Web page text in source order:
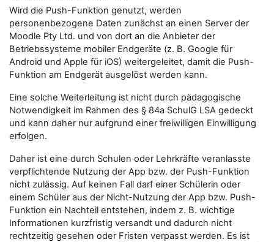
Wird die Push-Funktion genutzt, werden
personenbezogene Daten zunächst an einen Server der
Moodle Pty Ltd. und von dort an die Anbieter der
Betriebssysteme mobiler Endgeräte (z. B. Google für
Android und Apple für iOS) weitergeleitet, damit die Push-
Funktion am Endgerät ausgelöst werden kann.
Eine solche Weiterleitung ist nicht durch pädagogische
Notwendigkeit im Rahmen des § 84a SchulG LSA gedeckt
und kann daher nur aufgrund einer freiwilligen Einwilligung
erfolgen.
Daher ist eine durch Schulen oder Lehrkräfte veranlasste
verpflichtende Nutzung der App bzw. der Push-Funktion
nicht zulässig. Auf keinen Fall darf einer Schülerin oder
einem Schüler aus der Nicht-Nutzung der App bzw. Push-
Funktion ein Nachteil entstehen, indem z. B. wichtige
Informationen kurzfristig versandt und dadurch nicht
rechtzeitig gesehen oder Fristen verpasst werden. Es ist